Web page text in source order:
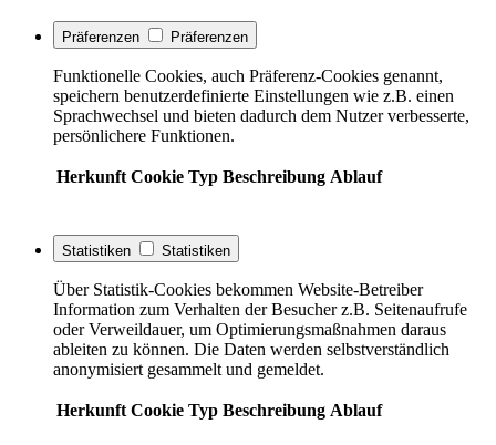
Präferenzen Präferenzen
Funktionelle Cookies, auch Präferenz-Cookies genannt,
speichern benutzerdefinierte Einstellungen wie z.B. einen
Sprachwechsel und bieten dadurch dem Nutzer verbesserte,
persönlichere Funktionen.
Herkunft Cookie Typ Beschreibung Ablauf
Statistiken Statistiken
Über Statistik-Cookies bekommen Website-Betreiber
Information zum Verhalten der Besucher z.B. Seitenaufrufe
oder Verweildauer, um Optimierungsmaßnahmen daraus
ableiten zu können. Die Daten werden selbstverständlich
anonymisiert gesammelt und gemeldet.
Herkunft Cookie Typ Beschreibung Ablauf